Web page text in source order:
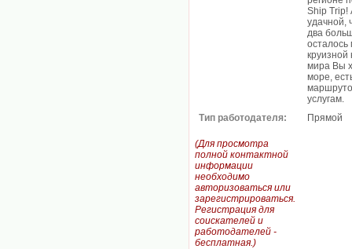
Ship Trip!
удачной,
два
осталось
круизной
мира Вы
море,
услугам.
Тип работодателя:
Прямой
(Для просмотра
полной контактной
информации
необходимо
авторизоваться или
зарегистрироваться.
Регистрация для
соискателей и
работодателей -
бесплатная.)